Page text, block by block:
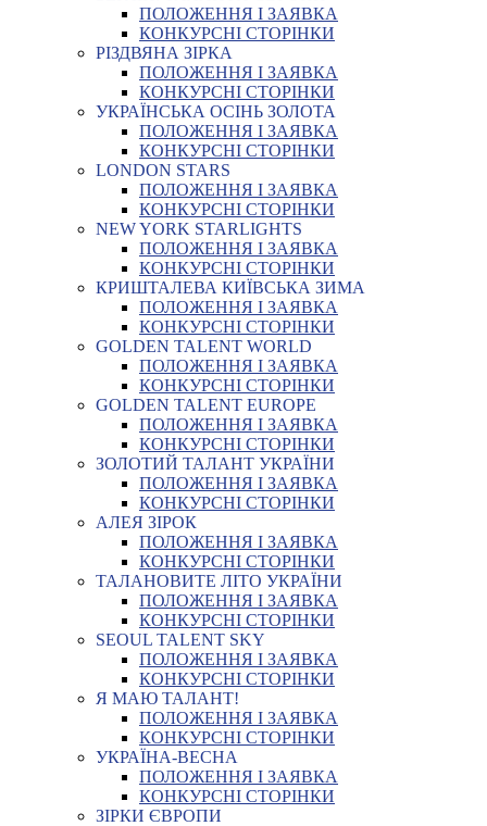
ПОЛОЖЕННЯ І ЗАЯВКА
КОНКУРСНІ СТОРІНКИ
РІЗДВЯНА ЗІРКА
ПОЛОЖЕННЯ І ЗАЯВКА
КОНКУРСНІ СТОРІНКИ
УКРАЇНСЬКА ОСІНЬ ЗОЛОТА
ПОЛОЖЕННЯ І ЗАЯВКА
КОНКУРСНІ СТОРІНКИ
LONDON STARS
ПОЛОЖЕННЯ І ЗАЯВКА
КОНКУРСНІ СТОРІНКИ
NEW YORK STARLIGHTS
ПОЛОЖЕННЯ І ЗАЯВКА
КОНКУРСНІ СТОРІНКИ
КРИШТАЛЕВА КИЇВСЬКА ЗИМА
ПОЛОЖЕННЯ І ЗАЯВКА
КОНКУРСНІ СТОРІНКИ
GOLDEN TALENT WORLD
ПОЛОЖЕННЯ І ЗАЯВКА
КОНКУРСНІ СТОРІНКИ
GOLDEN TALENT EUROPE
ПОЛОЖЕННЯ І ЗАЯВКА
КОНКУРСНІ СТОРІНКИ
ЗОЛОТИЙ ТАЛАНТ УКРАЇНИ
ПОЛОЖЕННЯ І ЗАЯВКА
КОНКУРСНІ СТОРІНКИ
АЛЕЯ ЗІРОК
ПОЛОЖЕННЯ І ЗАЯВКА
КОНКУРСНІ СТОРІНКИ
ТАЛАНОВИТЕ ЛІТО УКРАЇНИ
ПОЛОЖЕННЯ І ЗАЯВКА
КОНКУРСНІ СТОРІНКИ
SEOUL TALENT SKY
ПОЛОЖЕННЯ І ЗАЯВКА
КОНКУРСНІ СТОРІНКИ
Я МАЮ ТАЛАНТ!
ПОЛОЖЕННЯ І ЗАЯВКА
КОНКУРСНІ СТОРІНКИ
УКРАЇНА-ВЕСНА
ПОЛОЖЕННЯ І ЗАЯВКА
КОНКУРСНІ СТОРІНКИ
ЗІРКИ ЄВРОПИ